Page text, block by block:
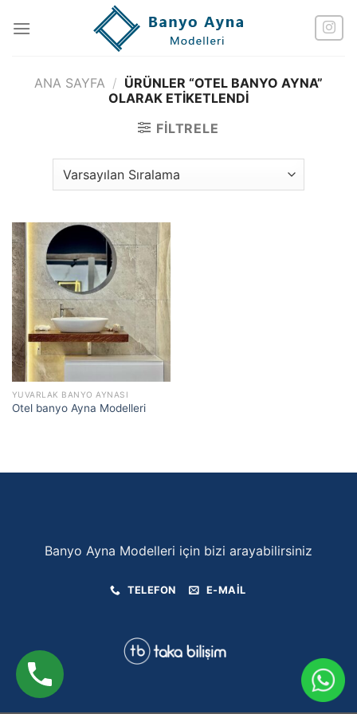
atla
ANA SAYFA / ÜRÜNLER “OTEL BANYO AYNA”
OLARAK ETIKETLENDI
FILTRELE
YUVARLAK BANYO AYNASI
Otel banyo Ayna Modelleri
Banyo Ayna Modelleri için bizi arayabilirsiniz
TELEFON E-MAIL